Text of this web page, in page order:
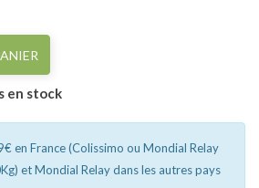
en stock
en France (Colissimo ou Mondial Relay
et Mondial Relay dans les autres pays